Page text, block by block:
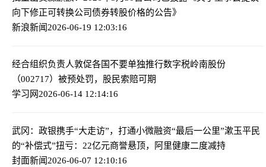
向下修正可转换公司债券转股价格的公告》
新浪新闻2026-06-19 12:03:16
经合组织负责人敦促各国不要单独推行数字税岭南股份
（002717）被预处罚，股民索赔可期
学习网2026-06-14 12:14:16
武冈：政银携手“大走访”，打通小微融资“最后一公里”漱玉平民
的“补偿式”扭亏：22亿元商誉悬顶，阿里健康二度减持
封面新闻2026-06-07 12:10:16